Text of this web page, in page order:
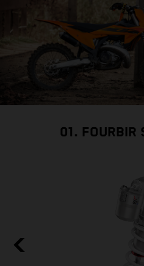
01. FOURBIR